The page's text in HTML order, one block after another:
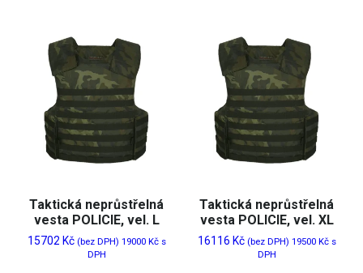
Taktická neprůstřelná
vesta POLICIE, vel. L
15702 Kč (bez DPH) 19000 Kčs
DPH
Taktická neprůstřelná
vesta POLICIE, vel. XL
16116 Kč (bez DPH) 19500 Kčs
DPH